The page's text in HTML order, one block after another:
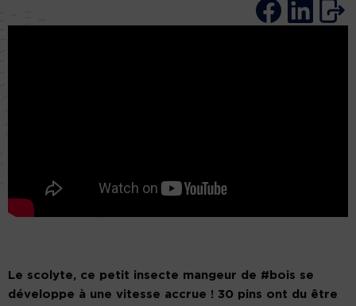
Le scolyte, ce petit insecte mangeur de #bois se
développe à une vitesse accrue ! 30 pins ont du être